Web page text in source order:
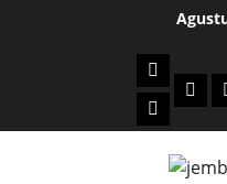
Beranda
News